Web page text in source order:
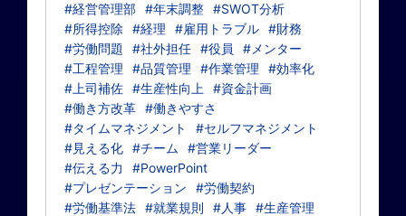
#経営管理部 #年末調整 #SWOT分析
#所得控除
#経理 #雇用トラブル #財務
#労働問題
#社外担任 #役員
#メンター
#工程管理
#品質管理 #作業管理
#効率化
#上司補佐 #生産性向上
#資金計画
#働き方改革 #働きやすさ
#タイムマネジメント
#セルフマネジメント
#見える化 #チーム
#営業リーダー
#伝える力
#PowerPoint
#プレゼンテーション
#労働契約
#労働基準法 #就業規則 #人事 #生産管理